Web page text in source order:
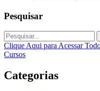
Pesquisar
Clique Aqui para Acessar
Cursos
Categorias